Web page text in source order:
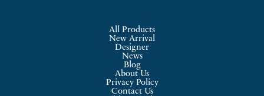
All Products
New Arrival
Designer
News
Blog
About Us
Privacy Policy
Contact Us